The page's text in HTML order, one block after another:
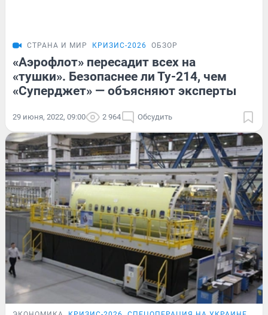
СТРАНА И МИР КРИЗИС-2026 ОБЗОР
«Аэрофлот» пересадит всех на
«тушки». Безопаснее ли Ту-214, чем
«Суперджет» — объясняют эксперты
29 июня, 2022, 09:00 2 964 Обсудить